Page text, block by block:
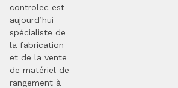
controlec est
aujourd’hui
spécialiste de
la fabrication
et de la vente
de matériel de
rangement à